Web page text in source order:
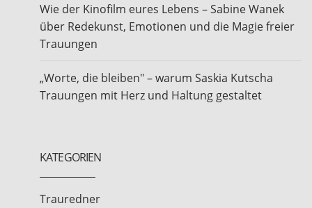
Wie der Kinofilm eures Lebens – Sabine Wanek
über Redekunst, Emotionen und die Magie freier
Trauungen
„Worte, die bleiben" – warum Saskia Kutscha
Trauungen mit Herz und Haltung gestaltet
KATEGORIEN
Trauredner